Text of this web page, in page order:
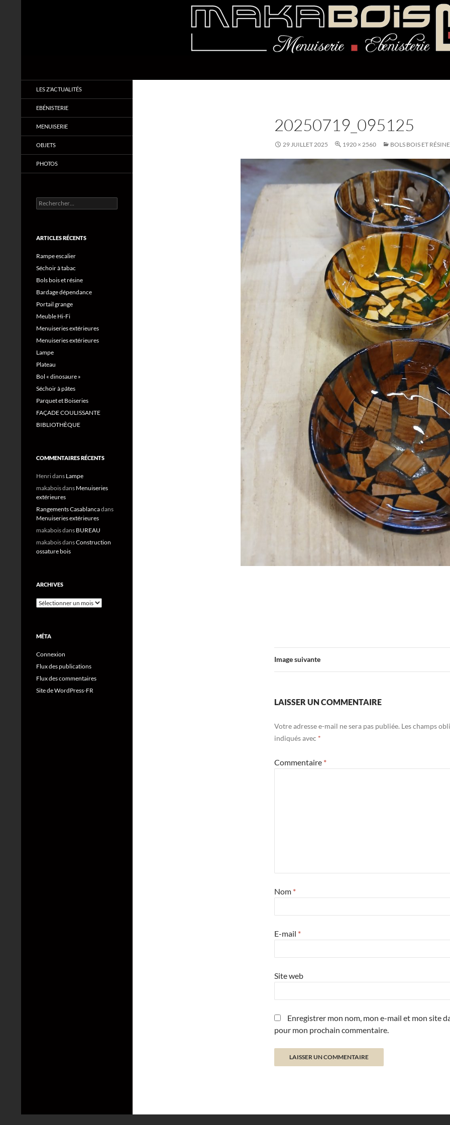
20250719_095125
29 JUILLET 2025 1920 × 2560 BOLS BOIS ET RÉSINE
Image suivante
LAISSER UN COMMENTAIRE
Votre adresse e-mail ne sera pas publiée. Les champs
indiqués avec *
Commentaire *
Nom *
E-mail *
Site web
Enregistrer mon nom, mon e-mail et mon site
pour mon prochain commentaire.
Menuiserie & Ebénisterie
LES Z’ACTUALITÉS
EBÉNISTERIE
MENUISERIE
OBJETS
PHOTOS
Rechercher :
ARTICLES RÉCENTS
Rampe escalier
Séchoir à tabac
Bols bois et résine
Bardage dépendance
Portail grange
Meuble Hi-Fi
Menuiseries extérieures
Menuiseries extérieures
Lampe
Plateau
Bol « dinosaure »
Séchoir à pâtes
Parquet et Boiseries
FAÇADE COULISSANTE
BIBLIOTHÈQUE
COMMENTAIRES RÉCENTS
Henridans Lampe
makaboisdans Menuiseries
extérieures
Rangements Casablancadans
Menuiseries extérieures
makaboisdans BUREAU
makaboisdansConstruction
ossature bois
ARCHIVES
Archives
MÉTA
Connexion
Flux des publications
Flux des commentaires
Site de WordPress-FR